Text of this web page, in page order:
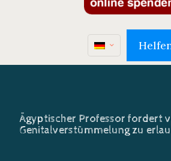
Ägyptischer Professor fordert
Genitalverstümmelung zu